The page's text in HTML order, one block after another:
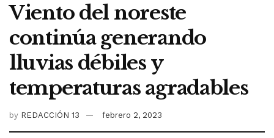
Viento del noreste
continúa generando
lluvias débiles y
temperaturas agradables
by REDACCIÓN 13 febrero 2, 2023